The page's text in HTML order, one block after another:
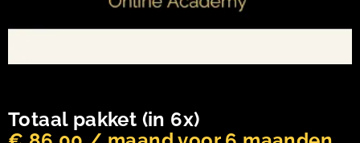
Totaal pakket (in 6x)